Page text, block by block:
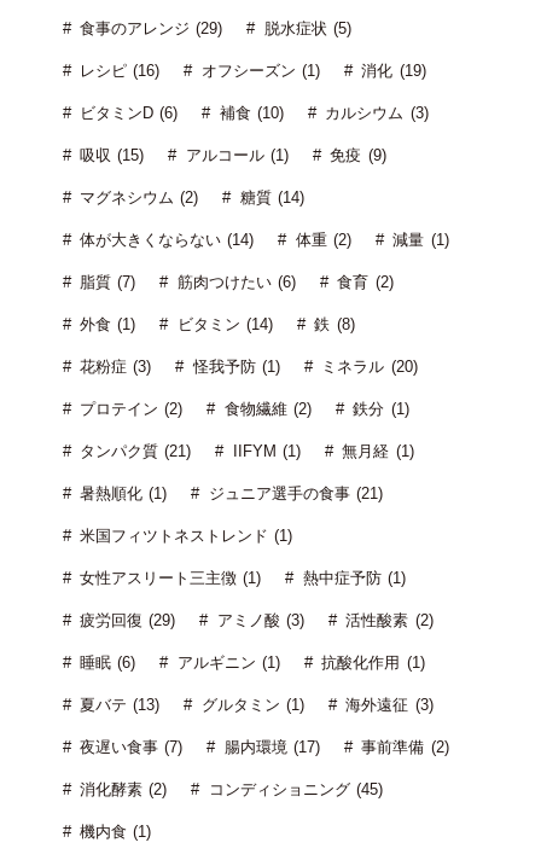
食事のアレンジ (29) 脱水症状 (5)
レシピ (16) オフシーズン (1) 消化 (19)
ビタミンD (6) 補食 (10) カルシウム (3)
吸収 (15) アルコール (1) 免疫 (9)
マグネシウム (2) 糖質 (14)
体が大きくならない (14) 体重 (2) 減量 (1)
脂質 (7) 筋肉つけたい (6) 食育 (2)
外食 (1) ビタミン (14) 鉄 (8)
花粉症 (3) 怪我予防 (1) ミネラル (20)
プロテイン (2) 食物繊維 (2) 鉄分 (1)
タンパク質 (21) IIFYM (1) 無月経 (1)
暑熱順化 (1) ジュニア選手の食事 (21)
米国フィツトネストレンド (1)
女性アスリート三主徴 (1) 熱中症予防 (1)
疲労回復 (29) アミノ酸 (3) 活性酸素 (2)
睡眠 (6) アルギニン (1) 抗酸化作用 (1)
夏バテ (13) グルタミン (1) 海外遠征 (3)
夜遅い食事 (7) 腸内環境 (17) 事前準備 (2)
消化酵素 (2) コンディショニング (45)
機内食 (1)